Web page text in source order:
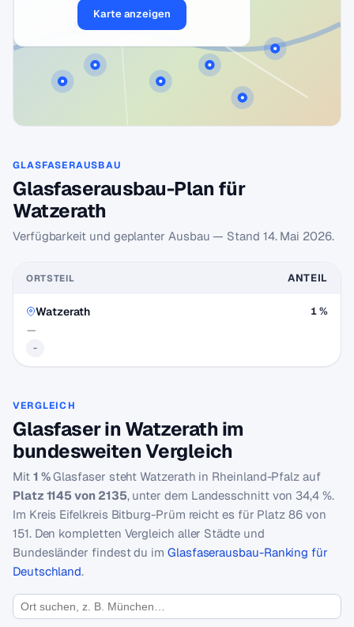
Karte anzeigen
GLASFASERAUSBAU
Glasfaserausbau-Plan für
Watzerath
Verfügbarkeit und geplanter Ausbau — Stand 14. Mai 2026.
ORTSTEIL ANTEIL
Watzerath
-
—
1 %
VERGLEICH
Glasfaser in Watzerath im
bundesweiten Vergleich
Mit 1 %Glasfaser steht Watzerath in Rheinland-Pfalz auf
Platz 1145 von 2135, unter dem Landesschnitt von 34,4 %.
Im Kreis Eifelkreis Bitburg-Prüm reicht es für Platz 86 von
151. Den kompletten Vergleich aller Städte und
Bundesländer findest du im Glasfaserausbau-Ranking für
Deutschland.